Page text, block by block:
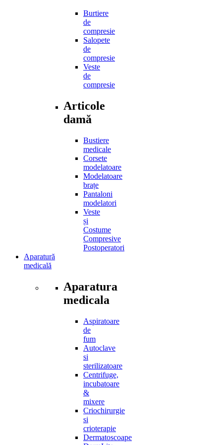
Burtiere
de
compresie
Salopete
de
compresie
Veste
de
compresie
Articole
damă
Bustiere
medicale
Corsete
modelatoare
Modelatoare
brațe
Pantaloni
modelatori
Veste
și
Costume
Compresive
Postoperatori
Aparatură
medicală
Aparatura
medicala
Aspiratoare
de
fum
Autoclave
si
sterilizatoare
Centrifuge,
incubatoare
&
mixere
Criochirurgie
si
crioterapie
Dermatoscoape